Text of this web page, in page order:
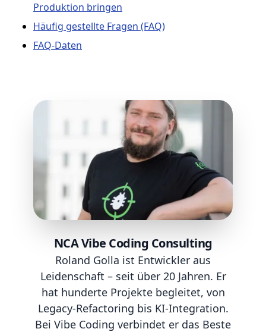
Produktion bringen
Häufig gestellte Fragen (FAQ)
FAQ-Daten
NCA Vibe Coding Consulting
Roland Golla ist Entwickler aus
Leidenschaft – seit über 20 Jahren. Er
hat hunderte Projekte begleitet, von
Legacy-Refactoring bis KI-Integration.
Bei Vibe Coding verbindet er das Beste